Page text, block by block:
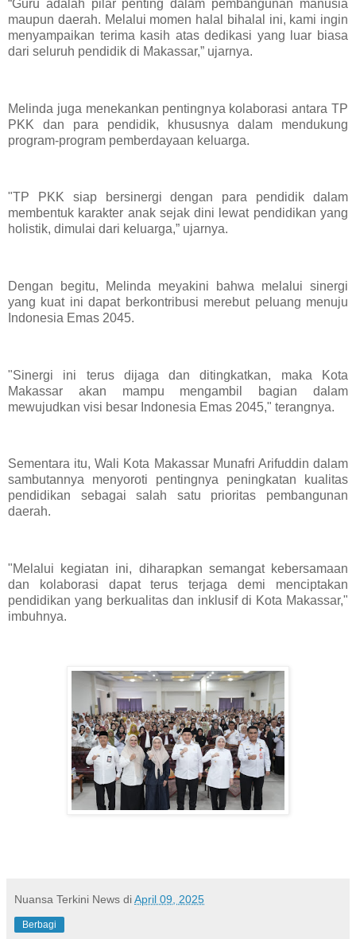
“Guru adalah pilar penting dalam pembangunan manusia
maupun daerah. Melalui momen halal bihalal ini, kami ingin
menyampaikan terima kasih atas dedikasi yang luar biasa
dari seluruh pendidik di Makassar,” ujarnya.
Melinda juga menekankan pentingnya kolaborasi antara TP
PKK dan para pendidik, khususnya dalam mendukung
program-program pemberdayaan keluarga.
"TP PKK siap bersinergi dengan para pendidik dalam
membentuk karakter anak sejak dini lewat pendidikan yang
holistik, dimulai dari keluarga,” ujarnya.
Dengan begitu, Melinda meyakini bahwa melalui sinergi
yang kuat ini dapat berkontribusi merebut peluang menuju
Indonesia Emas 2045.
"Sinergi ini terus dijaga dan ditingkatkan, maka Kota
Makassar akan mampu mengambil bagian dalam
mewujudkan visi besar Indonesia Emas 2045," terangnya.
Sementara itu, Wali Kota Makassar Munafri Arifuddin dalam
sambutannya menyoroti pentingnya peningkatan kualitas
pendidikan sebagai salah satu prioritas pembangunan
daerah.
"Melalui kegiatan ini, diharapkan semangat kebersamaan
dan kolaborasi dapat terus terjaga demi menciptakan
pendidikan yang berkualitas dan inklusif di Kota Makassar,"
imbuhnya.
Nuansa Terkini News diApril 09, 2025
Berbagi